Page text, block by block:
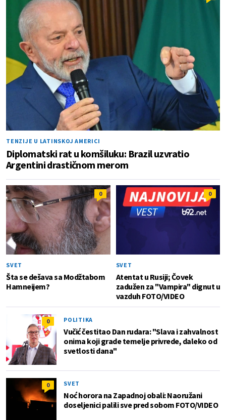
TENZIJE U LATINSKOJ AMERICI
Diplomatski rat u komšiluku: Brazil uzvratio
Argentini drastičnom merom
0
SVET
Šta se dešava sa Modžtabom
Hamneijem?
0
SVET
Atentat u Rusiji; Čovek
zadužen za "Vampira" dignut u
vazduh FOTO/VIDEO
0 POLITIKA
Vučić čestitao Dan rudara: "Slava i zahvalnost
onima koji grade temelje privrede, daleko od
svetlosti dana"
0 SVET
Noć horora na Zapadnoj obali: Naoružani
doseljenici palili sve pred sobom FOTO/VIDEO